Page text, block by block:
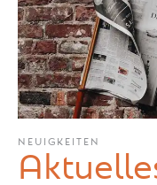
NEUIGKEITEN